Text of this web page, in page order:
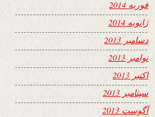
فوریه 2014
ژانویه 2014
دسامبر 2013
نوامبر 2013
اکتبر 2013
سپتامبر 2013
آگوست 2013